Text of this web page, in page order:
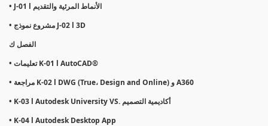
• J-01 l الأنماط المرئية والتقديم
• مشروع نموذج J-02 l 3D
الفصل ك
• تعليمات K-01 l AutoCAD®
• مراجعة K-02 l DWG (True، Design and Online) و A360
• K-03 l Autodesk University VS. أكاديمية التصميم
• K-04 l Autodesk Desktop App